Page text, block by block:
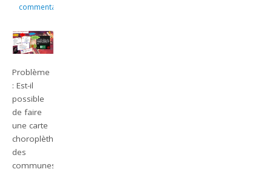
commentaire
Problème
: Est-il
possible
de faire
une carte
choroplèthe
des
communes?